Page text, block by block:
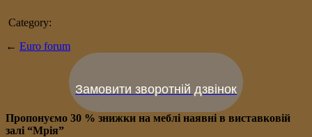
Category:
← Euro forum
Замовити зворотній дзвінок
Пропонуємо 30 % знижки на меблі наявні в виставковій
залі “Мрія”